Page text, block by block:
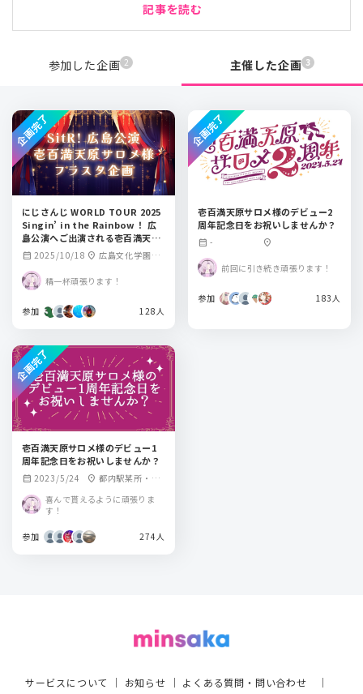
記事を読む
参加した企画 2 主催した企画 3
にじさんじ WORLD TOUR 2025
Singin’ in the Rainbow！ 広
島公演へご出演される壱百満天原
サロメ様へフラワースタンドを贈
りませんか?
calendar_month 2025/10/18 location_on 広島文化学園HB
精一杯頑張ります！
参加 128人
企画完了
壱百満天原サロメ様のデビュー2
周年記念日をお祝いしませんか？
calendar_month - location_on
前回に引き続き頑張ります！
参加 183人
企画完了
壱百満天原サロメ様のデビュー1
周年記念日をお祝いしませんか？
calendar_month 2023/5/24 location_on 都内駅某所・大
喜んで貰えるように頑張りま
す！
参加 274人
企画完了
サービスについて ｜ お知らせ ｜ よくある質問・問い合わせ ｜